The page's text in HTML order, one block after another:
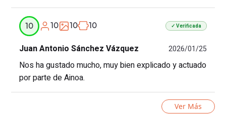
10 10 10 10 ✓ Verificada
Juan Antonio Sánchez Vázquez 2026/01/25
Nos ha gustado mucho, muy bien explicado y actuado
por parte de Ainoa.
Ver Más